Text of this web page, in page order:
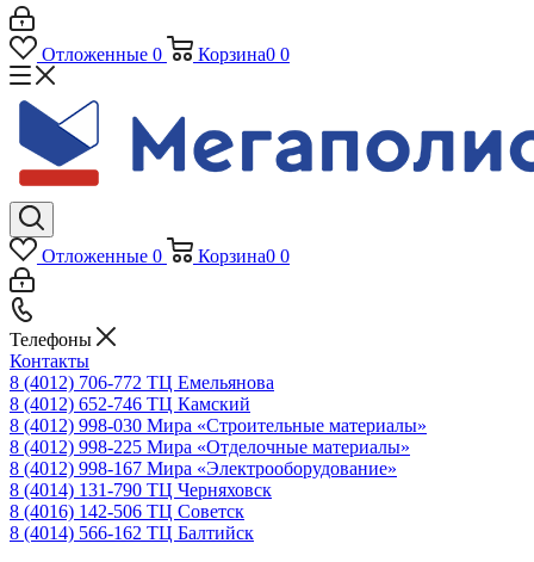
Отложенные 0 Корзина0 0
Отложенные 0 Корзина0 0
Телефоны
Контакты
8 (4012) 706-772 ТЦ Емельянова
8 (4012) 652-746 ТЦ Камский
8 (4012) 998-030 Мира «Строительные материалы»
8 (4012) 998-225 Мира «Отделочные материалы»
8 (4012) 998-167 Мира «Электрооборудование»
8 (4014) 131-790 ТЦ Черняховск
8 (4016) 142-506 ТЦ Советск
8 (4014) 566-162 ТЦ Балтийск